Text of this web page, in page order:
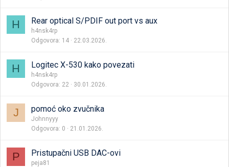
H Rear optical S/PDIF out port vs aux
h4nsk4rp
Odgovora 14 22.03.2026.
H Logitec X-530 kako povezati
h4nsk4rp
Odgovora 22 30.01.2026.
J pomoć oko zvučnika
Johnnyyy
Odgovora 0 21.01.2026.
P Pristupačni USB DAC-ovi
peja81